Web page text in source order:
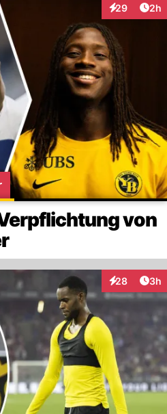
29
Interaktionen
2h
von
28
Interaktionen
3h